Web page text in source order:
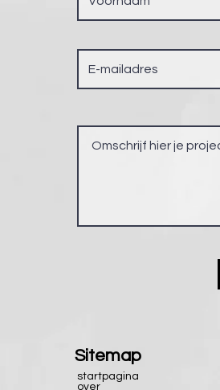
Sitemap
over
startpagina